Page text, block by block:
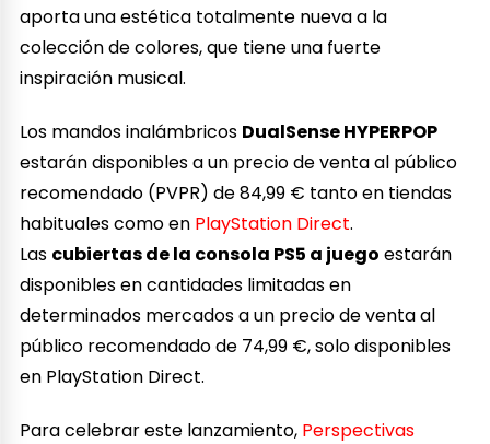
aporta una estética totalmente nueva a la
colección de colores, que tiene una fuerte
inspiración musical.
Los mandos inalámbricos DualSense HYPERPOP
estarán disponibles a un precio de venta al público
recomendado (PVPR) de 84,99 € tanto en tiendas
habituales como en PlayStation Direct.
Las cubiertas de la consola PS5 a juego estarán
disponibles en cantidades limitadas en
determinados mercados a un precio de venta al
público recomendado de 74,99 €, solo disponibles
en PlayStation Direct.
Para celebrar este lanzamiento, Perspectivas